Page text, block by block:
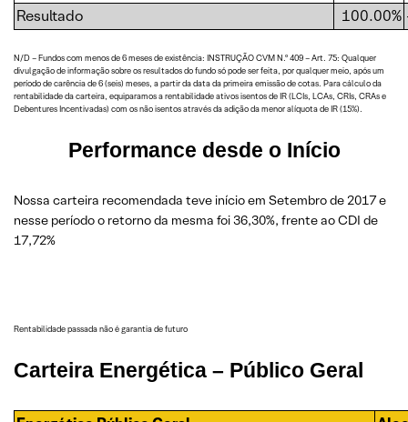
Resultado
100.00%
N/D – Fundos com menos de 6 meses de existência: INSTRUÇÃO CVM N.º 409 – Art. 75: Qualquer
divulgação de informação sobre os resultados do fundo só pode ser feita, por qualquer meio, após um
período de carência de 6 (seis) meses, a partir da data da primeira emissão de cotas. Para cálculo da
rentabilidade da carteira, equiparamos a rentabilidade ativos isentos de IR (LCIs, LCAs, CRIs, CRAs e
Debentures Incentivadas) com os não isentos através da adição da menor alíquota de IR (15%).
Performance desde o Início
Nossa carteira recomendada teve início em Setembro de 2017 e
nesse período o retorno da mesma foi 36,30%, frente ao CDI de
17,72%
Rentabilidade passada não é garantia de futuro
Carteira Energética – Público Geral